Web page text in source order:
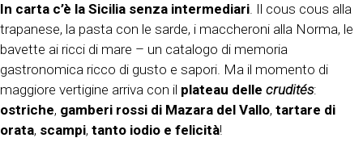
In carta c’è la Sicilia senza intermediari. Il cous cous alla
trapanese, la pasta con le sarde, i maccheroni alla Norma, le
bavette ai ricci di mare – un catalogo di memoria
gastronomica ricco di gusto e sapori. Ma il momento di
maggiore vertigine arriva con il plateau delle crudités:
ostriche, gamberi rossi di Mazara del Vallo, tartare di
orata, scampi, tanto iodio e felicità!